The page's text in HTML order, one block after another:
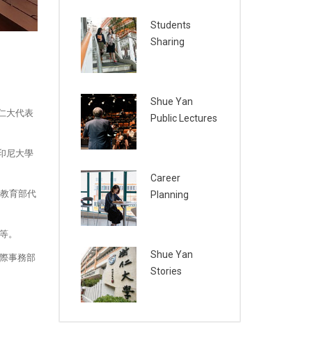
大代表
尼大學
育部代
。
事務部
Students
Sharing
Shue Yan
Public Lectures
Career
Planning
Shue Yan
Stories